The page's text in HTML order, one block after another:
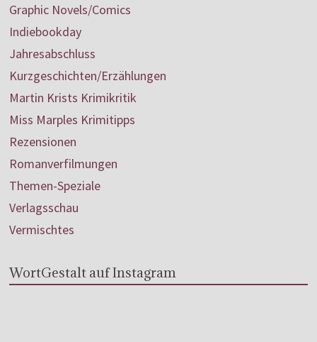
Graphic Novels/Comics
Indiebookday
Jahresabschluss
Kurzgeschichten/Erzählungen
Martin Krists Krimikritik
Miss Marples Krimitipps
Rezensionen
Romanverfilmungen
Themen-Speziale
Verlagsschau
Vermischtes
WortGestalt auf Instagram